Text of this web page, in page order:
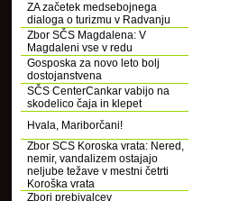
ZA začetek medsebojnega
dialoga o turizmu v Radvanju
Zbor SČS Magdalena: V
Magdaleni vse v redu
Gosposka za novo leto bolj
dostojanstvena
SČS CenterCankar vabijo na
skodelico čaja in klepet
Hvala, Mariborčani!
Zbor SCS Koroska vrata: Nered,
nemir, vandalizem ostajajo
neljube težave v mestni četrti
Koroška vrata
Zbori prebivalcev